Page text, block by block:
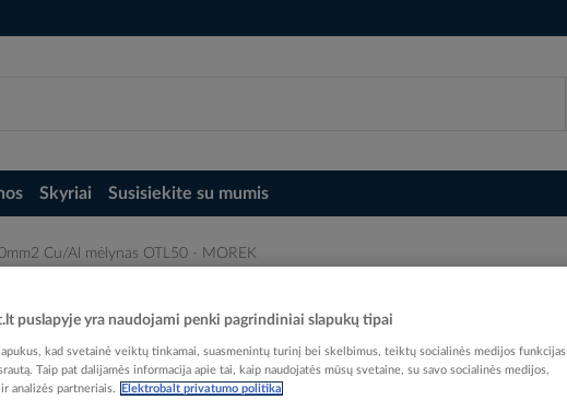
Skyriai Susisiekite su mumis
Cu/Al mėlynas OTL50 - MOREK
puslapyje yra naudojami penki pagrindiniai slapukų tipai
kad svetainė veiktų tinkamai, suasmenintų turinį bei skelbimus, teiktų socialinės medijos funkcijas
Taip pat dalijamės informacija apie tai, kaip naudojatės mūsų svetaine, su savo socialinės medijos,
analizės partneriais.
Elektrobalt privatumo politika